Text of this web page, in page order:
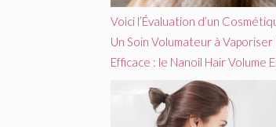
Voici l’Évaluation d’un
Un Soin Volumateur à
Efficace : le Nanoil Hair Volume